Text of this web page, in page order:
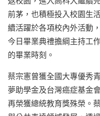
前茅，也積極投入校園生
續活躍於各項校內外活動
今日畢業典禮擔綱主持工
的畢業時刻。
蔡宗憲曾獲全國大專優秀
夢助學金及台灣癌症基金
再榮獲總統教育獎殊榮。